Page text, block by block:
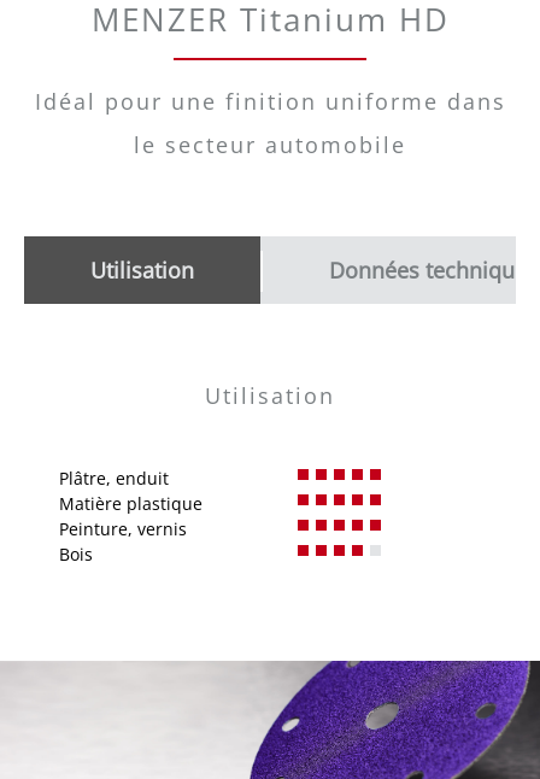
MENZER Titanium HD
Idéal pour une finition uniforme dans
le secteur automobile
Utilisation Données techniques
Utilisation
Plâtre, enduit
Matière plastique
Peinture, vernis
Bois